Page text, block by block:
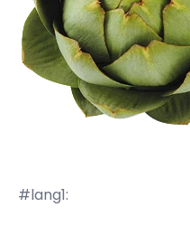
#lang1: